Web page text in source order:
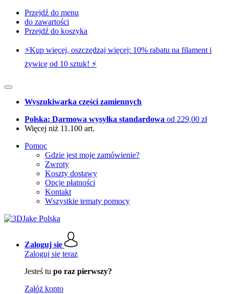
Przejdź do menu
do zawartości
Przejdź do koszyka
⚡️Kup więcej, oszczędzaj więcej: 10% rabatu na filament i
żywicę od 10 sztuk! ⚡️
Wyszukiwarka części zamiennych
Polska: Darmowa wysyłka standardowa od 229,00 zł
Więcej niż 11.100 art.
Pomoc
Gdzie jest moje zamówienie?
Zwroty
Koszty dostawy
Opcje płatności
Kontakt
Wszystkie tematy pomocy
Zaloguj się
Zaloguj się teraz
Jesteś tu po raz pierwszy?
Załóż konto